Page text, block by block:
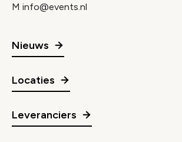
M info@events.nl
Nieuws
Locaties
Leveranciers